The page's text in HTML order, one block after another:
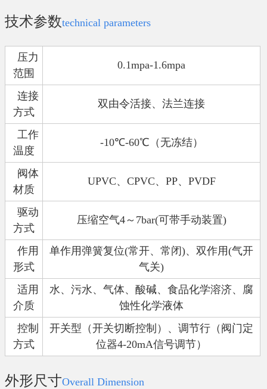
技术参数technical parameters
压力
范围
0.1mpa-1.6mpa
连接
方式
双由令活接、法兰连接
工作
温度
-10℃-60℃（无冻结）
阀体
材质
UPVC、 CPVC、 PP、 PVDF
驱动
方式
压缩空气4～ 7bar(可带手动装置)
作用
形式
单作用弹簧复位(常开、常闭)、双作用(气开
气关)
适用
介质
水、污水、气体、酸碱、食品化学溶济、腐
蚀性化学液体
控制
方式
开关型（开关切断控制）、调节行（阀门定
位器4-20mA信号调节）
外形尺寸Overall Dimension